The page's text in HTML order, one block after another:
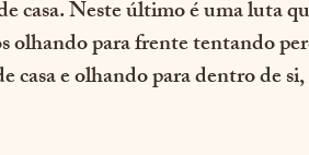
casa. Neste último é uma luta
olhando para frente tentando
casa e olhando para dentro de